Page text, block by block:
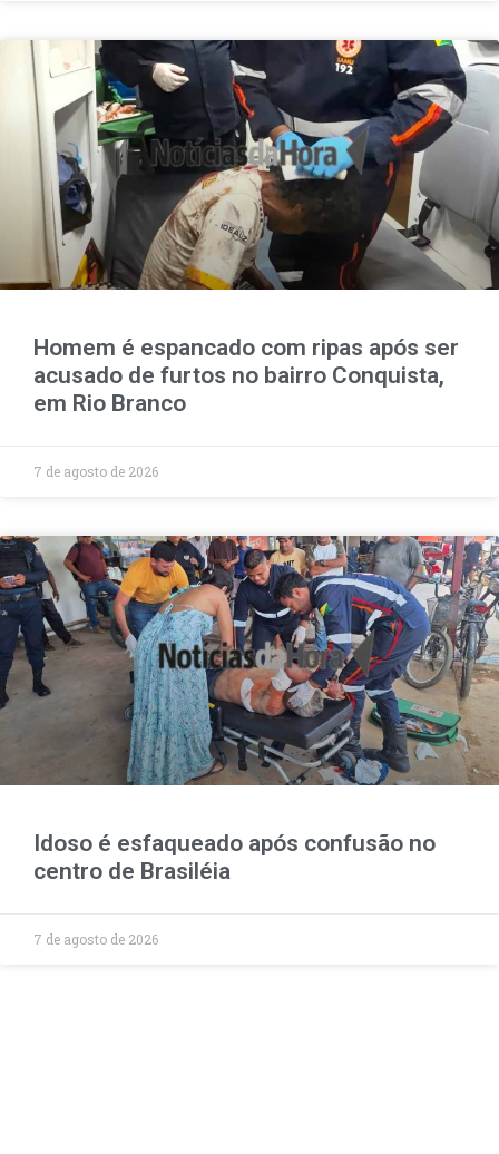
Homem é espancado com ripas após ser
acusado de furtos no bairro Conquista,
em Rio Branco
7 de agosto de 2026
Idoso é esfaqueado após confusão no
centro de Brasiléia
7 de agosto de 2026